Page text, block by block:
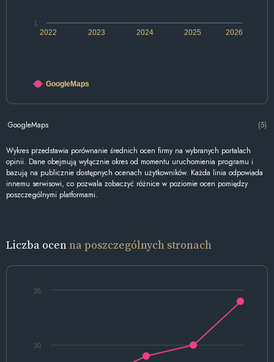
2022 2024 2026
2023 2025
1
GoogleMaps
GoogleMaps (5)
Wykres przedstawia porównanie średnich ocen firmy na wybranych portalach
opinii. Dane obejmują wyłącznie okres od momentu uruchomienia programu i
bazują na publicznie dostępnych ocenach użytkowników. Każda linia odpowiada
innemu serwisowi, co pozwala zobaczyć różnice w poziomie ocen pomiędzy
poszczególnymi platformami.
Liczba ocenna poszczególnych stronach
30
35